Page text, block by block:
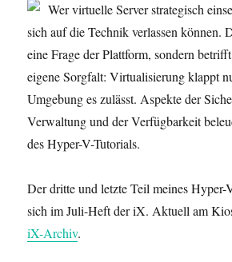
Wer virtuelle Server strategisch
sich auf die Technik verlassen können.
eine Frage der Plattform, sondern
eigene Sorgfalt: Virtualisierung klappt
Umgebung es zulässt. Aspekte der
Verwaltung und der Verfügbarkeit
des Hyper-V-Tutorials.
Der dritte und letzte Teil meines Hyper-
sich im Juli-Heft der iX. Aktuell am
iX-Archiv.